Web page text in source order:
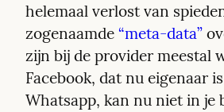
helemaal verlost van
zogenaamde “meta-data”
zijn bij de provider meestal
Facebook, dat nu eigenaar
Whatsapp, kan nu niet in je